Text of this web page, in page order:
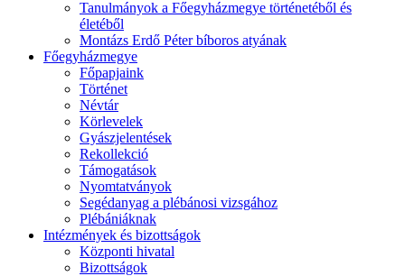
Tanulmányok a Főegyházmegye történetéből és
életéből
Montázs Erdő Péter bíboros atyának
Főegyházmegye
Főpapjaink
Történet
Névtár
Körlevelek
Gyászjelentések
Rekollekció
Támogatások
Nyomtatványok
Segédanyag a plébánosi vizsgához
Plébániáknak
Intézmények és bizottságok
Központi hivatal
Bizottságok